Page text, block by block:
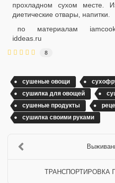
прохладном сухом месте.
диетические отвары, напитки.
по материалам
iddeas.ru
8
сушеные овощи
сушилка для овощей
сушеные продукты
сушилка своими руками
ТРАНСПОРТИРОВКА